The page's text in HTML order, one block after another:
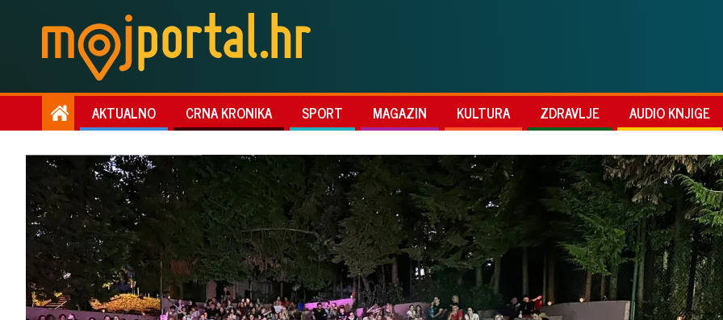
AKTUALNO CRNA KRONIKA SPORT MAGAZIN KULTURA ZDRAVLJE AUDIO KNJIGE